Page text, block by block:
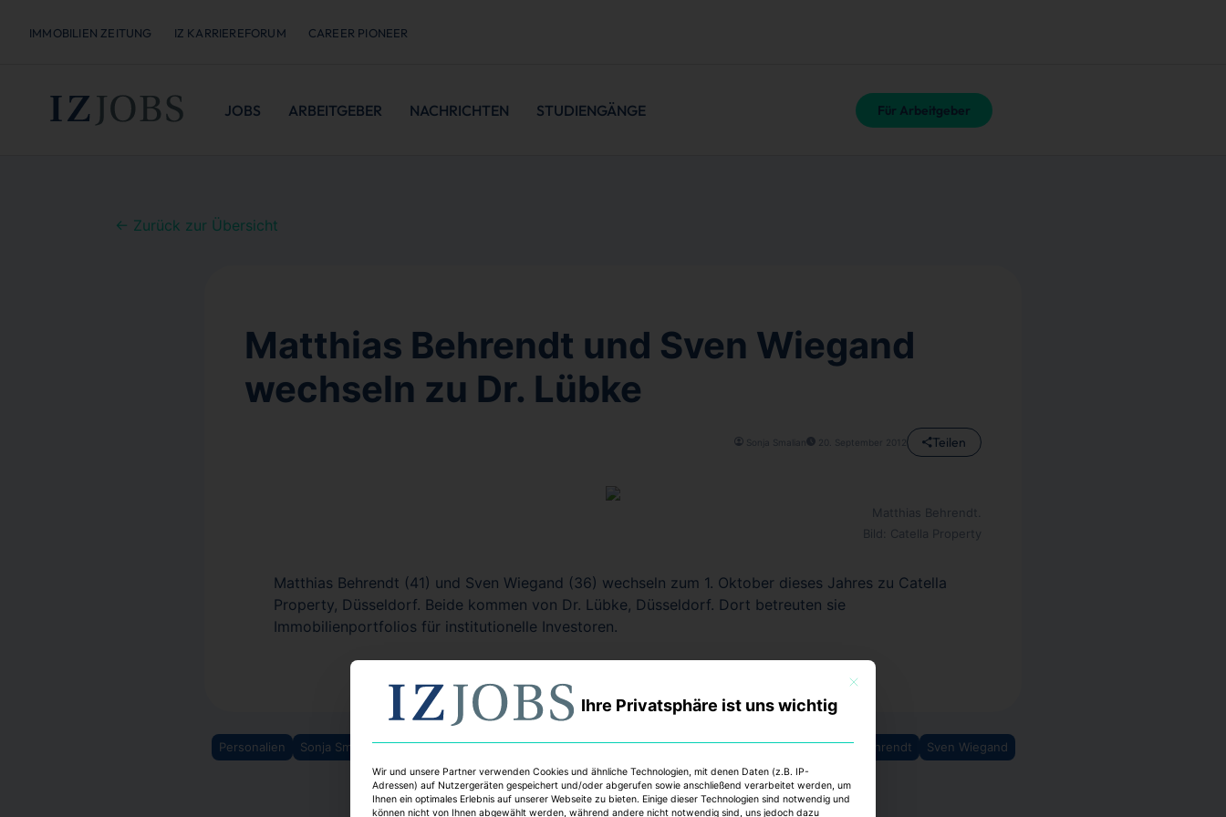
IMMOBILIEN ZEITUNG IZ KARRIEREFORUM CAREER PIONEER
JOBS ARBEITGEBER NACHRICHTEN STUDIENGÄNGE Für Arbeitgeber
← Zurück zur Übersicht
Matthias Behrendt und Sven Wiegand
wechseln zu Dr. Lübke
Sonja Smalian 20. September 2012 Teilen
Matthias Behrendt.
Bild: Catella Property
Matthias Behrendt (41) und Sven Wiegand (36) wechseln zum 1. Oktober dieses Jahres zu Catella
Property, Düsseldorf. Beide kommen von Dr. Lübke, Düsseldorf. Dort betreuten sie
Immobilienportfolios für institutionelle Investoren.
Personalien Sonja Smalian Catella Property Group Dr. Lübke Makler / Real Estate Consultants Matthias Behrendt Sven Wiegand
Mit diesem Button wird der Dialog geschlossen. Seine Funktionalität ist identisch
Ihre Privatsphäre ist uns wichtig
Wir und unsere Partner verwenden Cookies und ähnliche Technologien, mit denen Daten (z.B. IP-
Adressen) auf Nutzergeräten gespeichert und/oder abgerufen sowie anschließend verarbeitet werden, um
Ihnen ein optimales Erlebnis auf unserer Webseite zu bieten. Einige dieser Technologien sind notwendig und
können nicht von Ihnen abgewählt werden, während andere nicht notwendig sind, uns jedoch dazu